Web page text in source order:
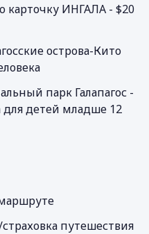
карточку ИНГАЛА - $20
острова-Кито
парк Галапагос -
для детей младше 12
путешествия